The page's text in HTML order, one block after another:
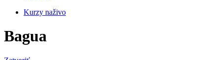
Kurzy naživo
Bagua